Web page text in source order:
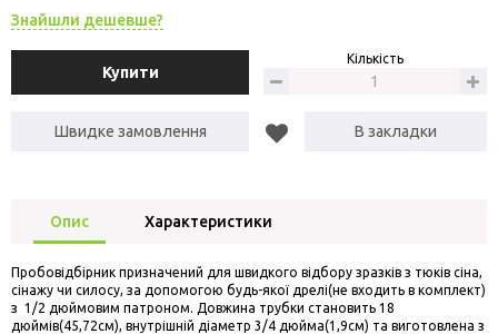
Знайшли дешевше?
Купити
Кількість
Швидке замовлення В закладки
Опис Характеристики
Пробовідбірник призначений для швидкого відбору зразків з тюків сіна,
сінажу чи силосу, за допомогою будь-якої дрелі(не входить в комплект)
з 1/2 дюймовим патроном. Довжина трубки становить 18
дюймів(45,72см), внутрішній діаметр 3/4 дюйма(1,9см) та виготовлена з